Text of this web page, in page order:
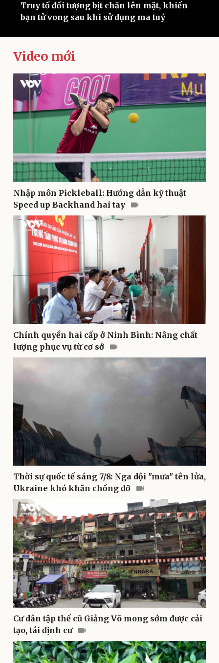
Kinh tế
Bất động sản
Thị trường
Giá vàng
Chứng khoán
Giá cà phê
Pháp luật
Vụ án
Tin nóng
Tư vấn luật
Quân sự - Quốc phòng
Vũ khí
Thể thao
Bóng đá
Lịch thi đấu bóng đá
Thế giới thể thao
eSports
Hậu trường
Ô tô - Xe máy
Ô tô
Xe máy
Tư vấn
Truy tố đối tượng bịt chăn lên mặt, khiến
bạn tử vong sau khi sử dụng ma tuý
Video mới
Nhập môn Pickleball: Hướng dẫn kỹ thuật
Speed up Backhand hai tay
Chính quyền hai cấp ở Ninh Bình: Nâng chất
lượng phục vụ từ cơ sở
Thời sự quốc tế sáng 7/8: Nga dội "mưa" tên lửa,
Ukraine khó khăn chống đỡ
Cư dân tập thể cũ Giảng Võ mong sớm được cải
tạo, tái định cư